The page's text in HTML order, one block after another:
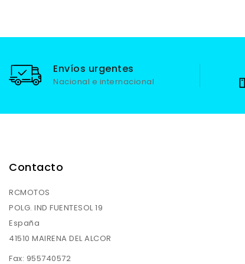
Envíos urgentes
Nacional e internacional
Contacto
RCMOTOS
POLG. IND FUENTESOL 19
España
41510 MAIRENA DEL ALCOR
Fax: 955740572